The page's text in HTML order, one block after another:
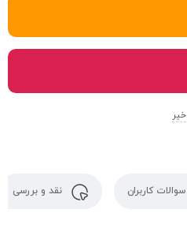
خیر
سوالات کاربران نقد و بررسی